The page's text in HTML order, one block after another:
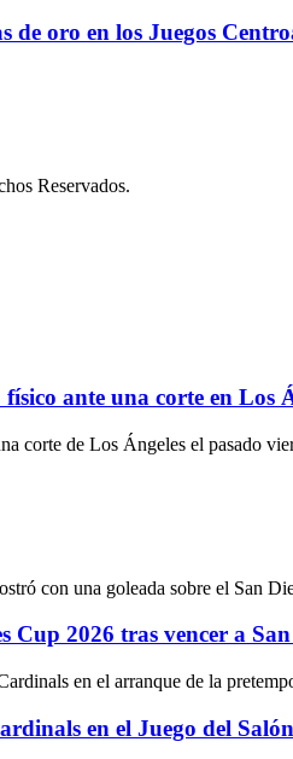
de oro en los Juegos
Reservados.
ante una corte en Los
corte de Los Ángeles el pasado
Cup 2026 tras vencer a
en el Juego del